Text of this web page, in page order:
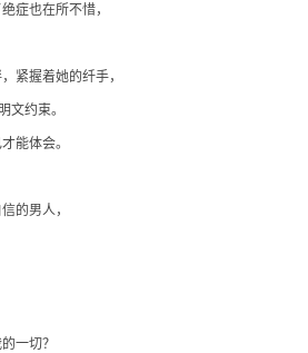
症也在所不惜，
紧握着她的纤手，
文约束。
能体会。
的男人，
一切？